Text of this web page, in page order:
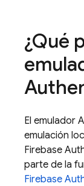
¿Qué
El emulador
emulación
Firebase
parte de la
Firebase